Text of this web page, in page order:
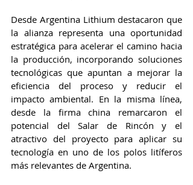
Desde Argentina Lithium destacaron que
la alianza representa una oportunidad
estratégica para acelerar el camino hacia
la producción, incorporando soluciones
tecnológicas que apuntan a mejorar la
eficiencia del proceso y reducir el
impacto ambiental. En la misma línea,
desde la firma china remarcaron el
potencial del Salar de Rincón y el
atractivo del proyecto para aplicar su
tecnología en uno de los polos litíferos
más relevantes de Argentina.